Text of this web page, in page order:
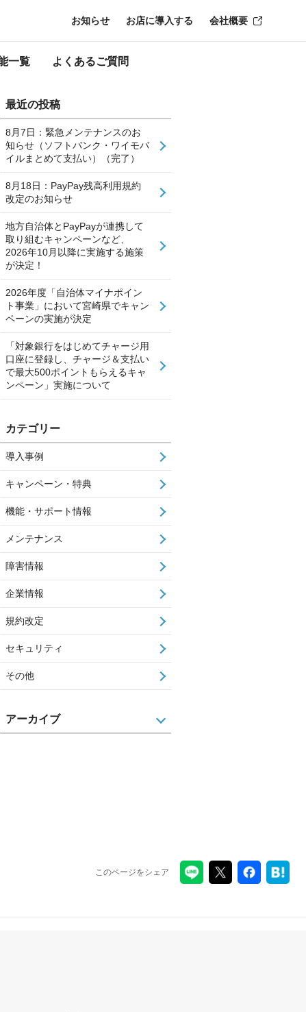
一覧 よくあるご質問
お知らせ お店に導入する 会社概要
最近の投稿
8月7日：緊急メンテナンスのお
知らせ（ソフトバンク・ワイモバ
イルまとめて支払い）（完了）
8月18日：PayPay残高利用規約
改定のお知らせ
地方自治体とPayPayが連携して
取り組むキャンペーンなど、
2026年10月以降に実施する施策
が決定！
2026年度「自治体マイナポイン
ト事業」において宮崎県でキャン
ペーンの実施が決定
「対象銀行をはじめてチャージ用
口座に登録し、チャージ＆支払い
で最大500ポイントもらえるキャ
ンペーン」実施について
カテゴリー
導入事例
キャンペーン・特典
機能・サポート情報
メンテナンス
障害情報
企業情報
規約改定
セキュリティ
その他
アーカイブ
このページをシェア